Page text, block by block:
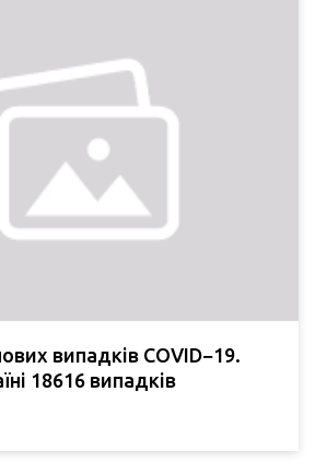
випадків COVID−19.
18616 випадків